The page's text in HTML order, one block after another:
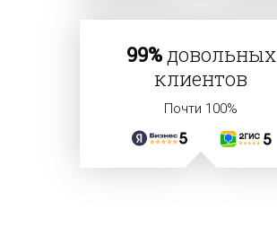
99%довольных
клиентов
Почти 100%